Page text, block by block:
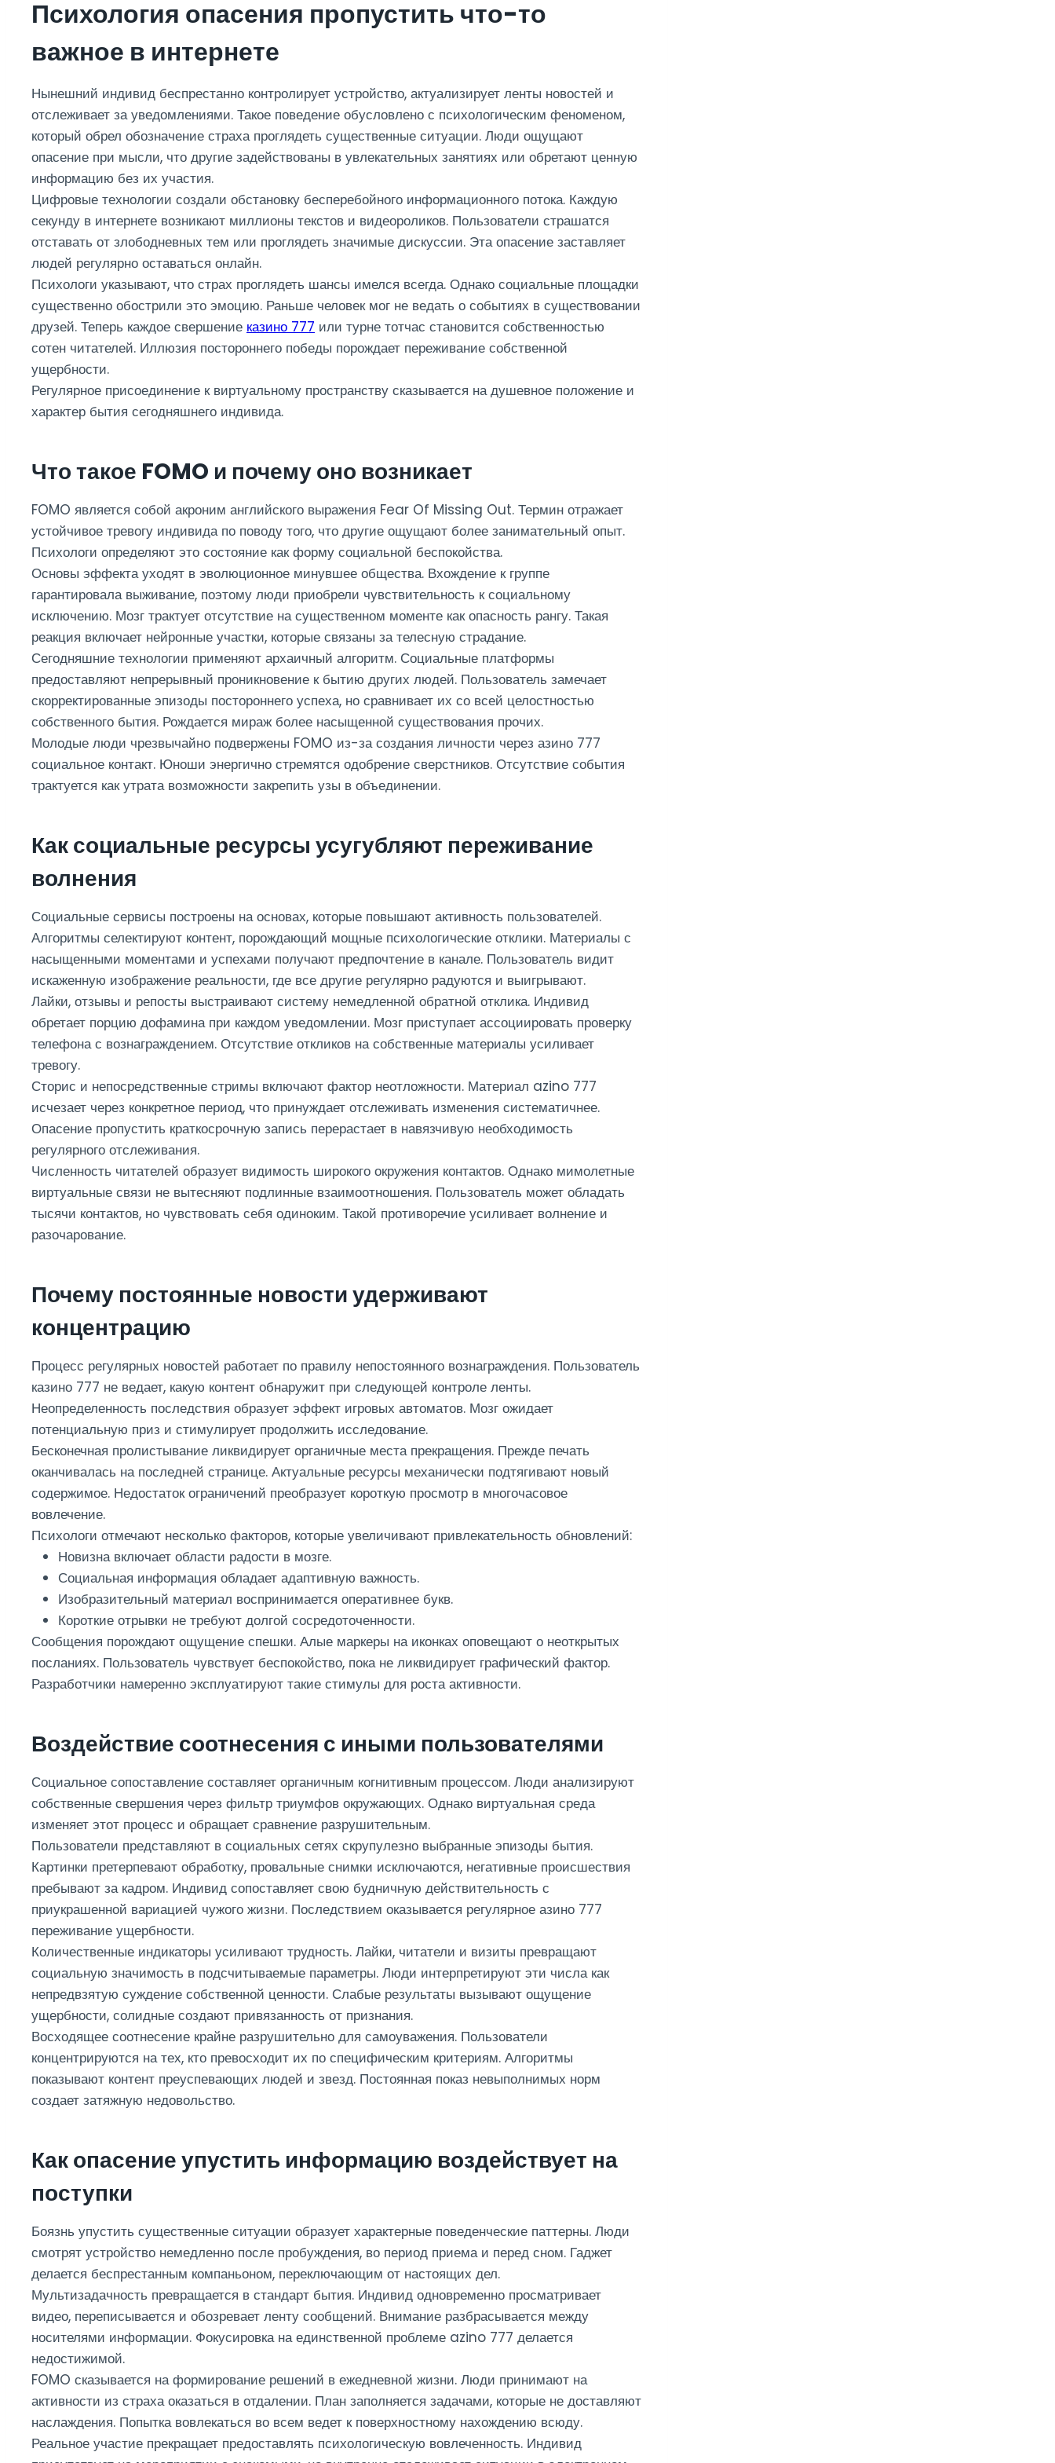
Психология опасения пропустить что-то
важное в интернете
Нынешний индивид беспрестанно контролирует устройство, актуализирует ленты новостей и
отслеживает за уведомлениями. Такое поведение обусловлено с психологическим феноменом,
который обрел обозначение страха проглядеть существенные ситуации. Люди ощущают
опасение при мысли, что другие задействованы в увлекательных занятиях или обретают ценную
информацию без их участия.
Цифровые технологии создали обстановку бесперебойного информационного потока. Каждую
секунду в интернете возникают миллионы текстов и видеороликов. Пользователи страшатся
отставать от злободневных тем или проглядеть значимые дискуссии. Эта опасение заставляет
людей регулярно оставаться онлайн.
Психологи указывают, что страх проглядеть шансы имелся всегда. Однако социальные площадки
существенно обострили это эмоцию. Раньше человек мог не ведать о событиях в существовании
друзей. Теперь каждое свершение казино 777 или турне тотчас становится собственностью
сотен читателей. Иллюзия постороннего победы порождает переживание собственной
ущербности.
Регулярное присоединение к виртуальному пространству сказывается на душевное положение и
характер бытия сегодняшнего индивида.
Что такое FOMO и почему оно возникает
FOMO является собой акроним английского выражения Fear Of Missing Out. Термин отражает
устойчивое тревогу индивида по поводу того, что другие ощущают более занимательный опыт.
Психологи определяют это состояние как форму социальной беспокойства.
Основы эффекта уходят в эволюционное минувшее общества. Вхождение к группе
гарантировала выживание, поэтому люди приобрели чувствительность к социальному
исключению. Мозг трактует отсутствие на существенном моменте как опасность рангу. Такая
реакция включает нейронные участки, которые связаны за телесную страдание.
Сегодняшние технологии применяют архаичный алгоритм. Социальные платформы
предоставляют непрерывный проникновение к бытию других людей. Пользователь замечает
скорректированные эпизоды постороннего успеха, но сравнивает их со всей целостностью
собственного бытия. Рождается мираж более насыщенной существования прочих.
Молодые люди чрезвычайно подвержены FOMO из-за создания личности через азино 777
социальное контакт. Юноши энергично стремятся одобрение сверстников. Отсутствие события
трактуется как утрата возможности закрепить узы в объединении.
Как социальные ресурсы усугубляют переживание
волнения
Социальные сервисы построены на основах, которые повышают активность пользователей.
Алгоритмы селектируют контент, порождающий мощные психологические отклики. Материалы с
насыщенными моментами и успехами получают предпочтение в канале. Пользователь видит
искаженную изображение реальности, где все другие регулярно радуются и выигрывают.
Лайки, отзывы и репосты выстраивают систему немедленной обратной отклика. Индивид
обретает порцию дофамина при каждом уведомлении. Мозг приступает ассоциировать проверку
телефона с вознаграждением. Отсутствие откликов на собственные материалы усиливает
тревогу.
Сторис и непосредственные стримы включают фактор неотложности. Материал azino 777
исчезает через конкретное период, что принуждает отслеживать изменения систематичнее.
Опасение пропустить краткосрочную запись перерастает в навязчивую необходимость
регулярного отслеживания.
Численность читателей образует видимость широкого окружения контактов. Однако мимолетные
виртуальные связи не вытесняют подлинные взаимоотношения. Пользователь может обладать
тысячи контактов, но чувствовать себя одиноким. Такой противоречие усиливает волнение и
разочарование.
Почему постоянные новости удерживают
концентрацию
Процесс регулярных новостей работает по правилу непостоянного вознаграждения. Пользователь
казино 777 не ведает, какую контент обнаружит при следующей контроле ленты.
Неопределенность последствия образует эффект игровых автоматов. Мозг ожидает
потенциальную приз и стимулирует продолжить исследование.
Бесконечная пролистывание ликвидирует органичные места прекращения. Прежде печать
оканчивалась на последней странице. Актуальные ресурсы механически подтягивают новый
содержимое. Недостаток ограничений преобразует короткую просмотр в многочасовое
вовлечение.
Психологи отмечают несколько факторов, которые увеличивают привлекательность обновлений:
Новизна включает области радости в мозге.
Социальная информация обладает адаптивную важность.
Изобразительный материал воспринимается оперативнее букв.
Короткие отрывки не требуют долгой сосредоточенности.
Сообщения порождают ощущение спешки. Алые маркеры на иконках оповещают о неоткрытых
посланиях. Пользователь чувствует беспокойство, пока не ликвидирует графический фактор.
Разработчики намеренно эксплуатируют такие стимулы для роста активности.
Воздействие соотнесения с иными пользователями
Социальное сопоставление составляет органичным когнитивным процессом. Люди анализируют
собственные свершения через фильтр триумфов окружающих. Однако виртуальная среда
изменяет этот процесс и обращает сравнение разрушительным.
Пользователи представляют в социальных сетях скрупулезно выбранные эпизоды бытия.
Картинки претерпевают обработку, провальные снимки исключаются, негативные происшествия
пребывают за кадром. Индивид сопоставляет свою будничную действительность с
приукрашенной вариацией чужого жизни. Последствием оказывается регулярное азино 777
переживание ущербности.
Количественные индикаторы усиливают трудность. Лайки, читатели и визиты превращают
социальную значимость в подсчитываемые параметры. Люди интерпретируют эти числа как
непредвзятую суждение собственной ценности. Слабые результаты вызывают ощущение
ущербности, солидные создают привязанность от признания.
Восходящее соотнесение крайне разрушительно для самоуважения. Пользователи
концентрируются на тех, кто превосходит их по специфическим критериям. Алгоритмы
показывают контент преуспевающих людей и звезд. Постоянная показ невыполнимых норм
создает затяжную недовольство.
Как опасение упустить информацию воздействует на
поступки
Боязнь упустить существенные ситуации образует характерные поведенческие паттерны. Люди
смотрят устройство немедленно после пробуждения, во период приема и перед сном. Гаджет
делается беспрестанным компаньоном, переключающим от настоящих дел.
Мультизадачность превращается в стандарт бытия. Индивид одновременно просматривает
видео, переписывается и обозревает ленту сообщений. Внимание разбрасывается между
носителями информации. Фокусировка на единственной проблеме azino 777 делается
недостижимой.
FOMO сказывается на формирование решений в ежедневной жизни. Люди принимают на
активности из страха оказаться в отдалении. План заполняется задачами, которые не доставляют
наслаждения. Попытка вовлекаться во всем ведет к поверхностному нахождению всюду.
Реальное участие прекращает предоставлять психологическую вовлеченность. Индивид